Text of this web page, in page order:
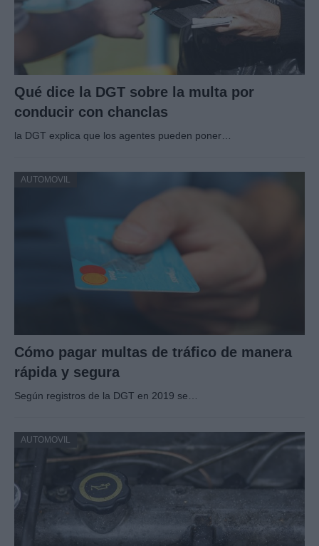
Qué dice la DGT sobre la multa por
conducir con chanclas
la DGT explica que los agentes pueden poner…
AUTOMOVIL
Cómo pagar multas de tráfico de manera
rápida y segura
Según registros de la DGT en 2019 se…
AUTOMOVIL